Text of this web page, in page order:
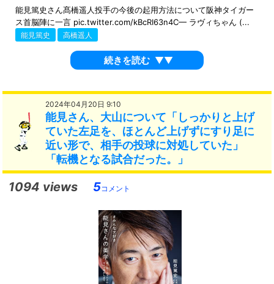
能見篤史さん髙橋遥人投手の今後の起用方法について阪神タイガー
ス首脳陣に一言 pic.twitter.com/kBcRI63n4C— ラヴィちゃん (...
能見篤史 高橋遥人
続きを読む ▼▼
2024年04月20日 9:10
能見さん、大山について「しっかりと上げ
ていた左足を、ほとんど上げずにすり足に
近い形で、相手の投球に対処していた」
「転機となる試合だった。」
1094 views 5コメント